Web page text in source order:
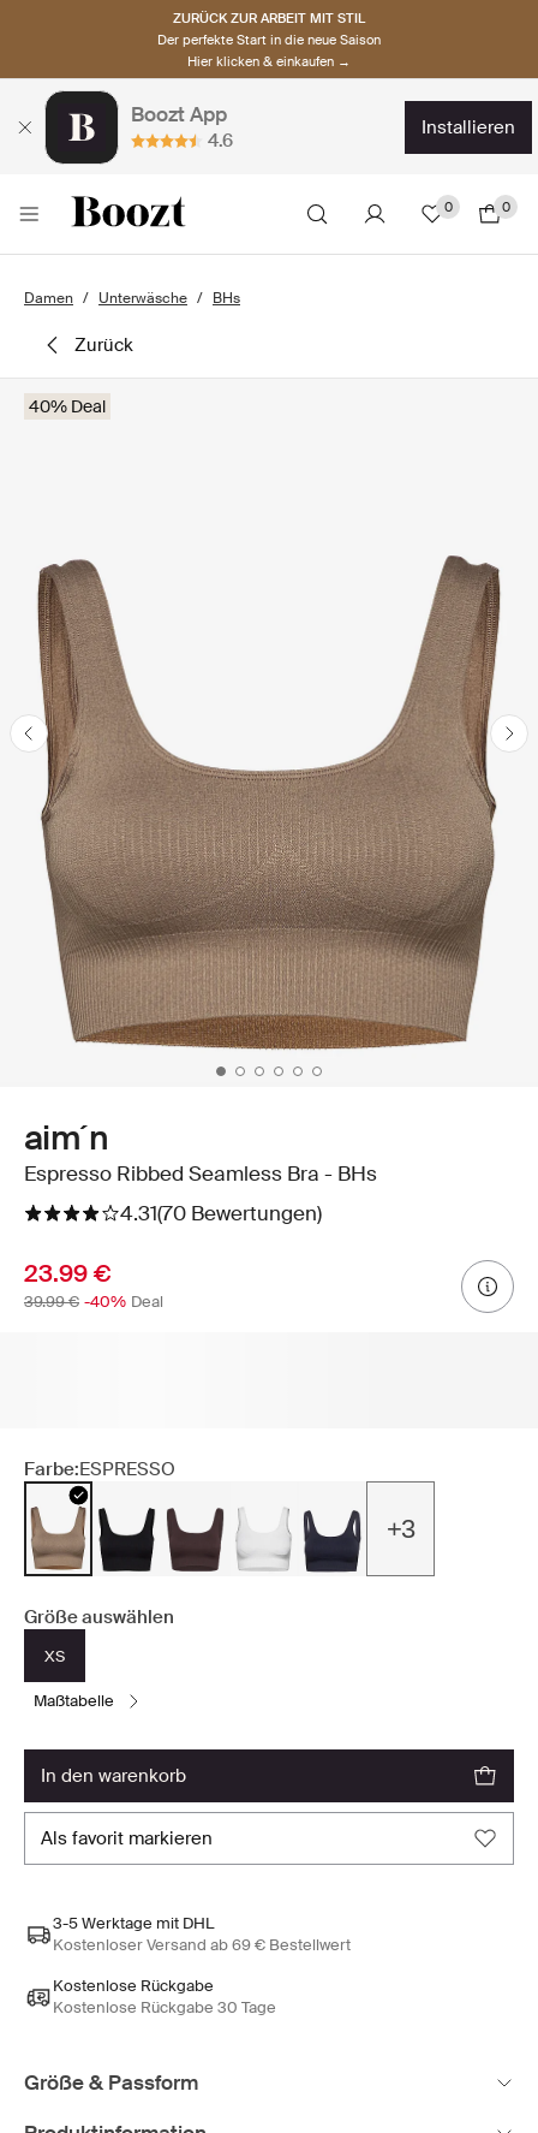
ZURÜCK ZUR ARBEIT MIT STIL
Der perfekte Start in die neue Saison
Hier klicken & einkaufen →
Boozt App
4.6
installieren
0 0
Damen Unterwäsche BHs
zurück
40% Deal
aim´n
Espresso Ribbed Seamless Bra - BHs
4.31(70 Bewertungen)
23.99 €
39.99 € -40% Deal
Farbe:ESPRESSO
+3
Größe auswählen
XS
maßtabelle
in den warenkorb
als favorit markieren
3-5 Werktage mit DHL
Kostenloser Versand ab 69 € Bestellwert
Kostenlose Rückgabe
Kostenlose Rückgabe 30 Tage
Größe & Passform